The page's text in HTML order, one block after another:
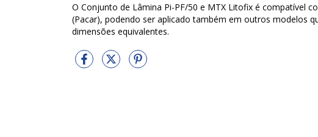
O Conjunto de Lâmina Pi-PF/50 e MTX Litofix é compatível
(Pacar), podendo ser aplicado também em outros modelos
dimensões equivalentes.